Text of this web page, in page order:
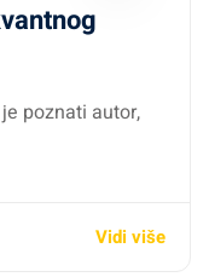
poznati autor,
Vidi više